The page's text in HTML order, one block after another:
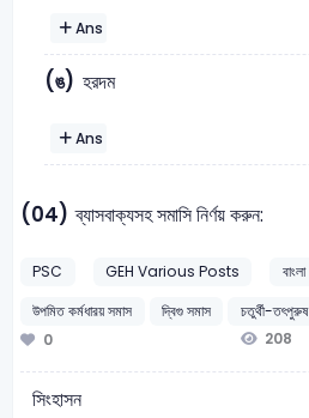
Ans
(ঙ) হরদম
Ans
(04) ব্যাসবাক্যসহ সমাসি নির্ণয় করুন:
PSC GEH Various Posts বাংলা
উপমিত কর্মধারয় সমাস
দ্বিগু সমাস চতুর্থী-তৎপুরুষ
0
208
সিংহাসন